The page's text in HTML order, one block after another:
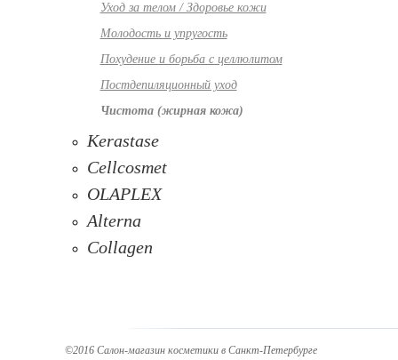
Уход за телом / Здоровье кожи
Молодость и упругость
Похудение и борьба с целлюлитом
Постдепиляционный уход
Чистота (жирная кожа)
Kerastase
Cellcosmet
OLAPLEX
Alterna
Collagen
©2016 Салон-магазин косметики в Санкт-Петербурге